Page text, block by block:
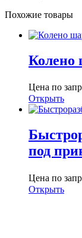
Похожие товары
Колено
Цена по
Открыть
под
Цена по
Открыть